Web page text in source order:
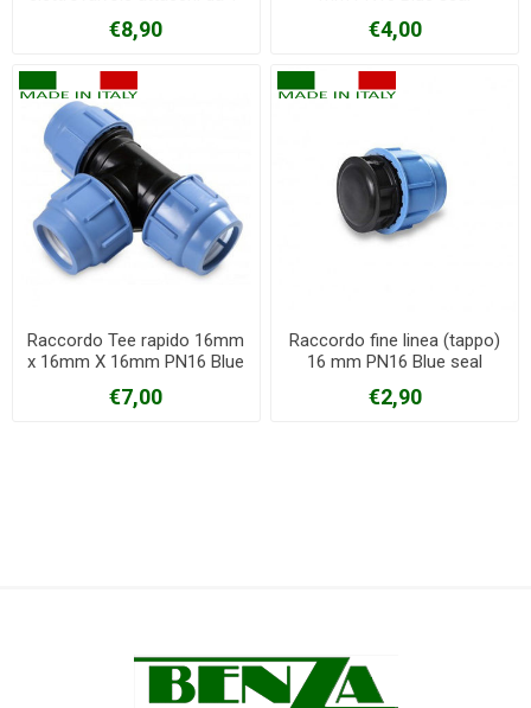
€8,90 €4,00
Raccordo Tee rapido 16mm
x 16mm X 16mm PN16 Blue
€7,00
Raccordo fine linea (tappo)
16 mm PN16 Blue seal
€2,90